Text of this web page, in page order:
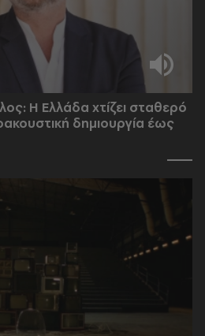
Η Ελλάδα χτίζει σταθερό
δημιουργία έως